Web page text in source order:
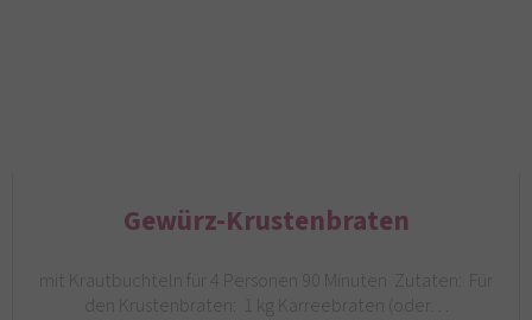
Gewürz-Krustenbraten
mit Krautbuchteln für 4 Personen 90 Minuten Zutaten: Für
den Krustenbraten: 1 kg Karreebraten (oder…